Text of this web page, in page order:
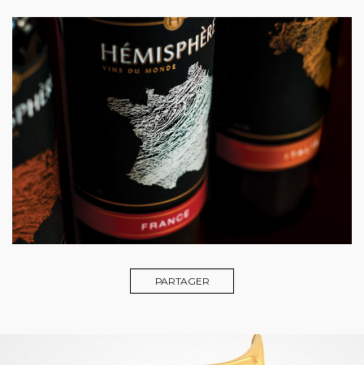
PARTAGER